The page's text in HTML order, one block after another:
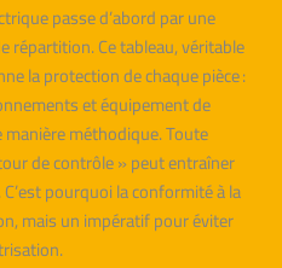
passe d’abord par une
répartition. Ce tableau, véritable
la protection de chaque pièce :
et équipement de
méthodique. Toute
de contrôle » peut entraîner
pourquoi la conformité à la
mais un impératif pour éviter